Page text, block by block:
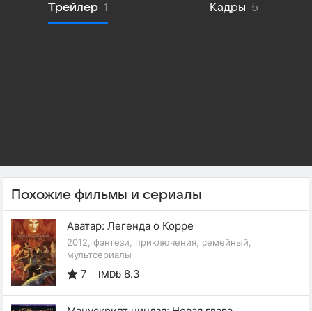
Трейлер 1 Кадры 5
Похожие фильмы и сериалы
Аватар: Легенда о Корре
2012, фэнтези, приключения, семейный,
мультсериалы
7 IMDb 8.3